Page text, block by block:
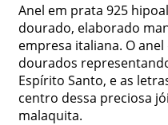
Anel em prata 925
dourado, elaborado
empresa italiana. O
dourados
Espírito Santo, e as
centro dessa preciosa
malaquita.